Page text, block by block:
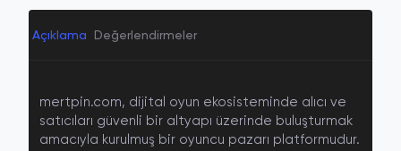
Açıklama Değerlendirmeler
mertpin.com, dijital oyun ekosisteminde alıcı ve
satıcıları güvenli bir altyapı üzerinde buluşturmak
amacıyla kurulmuş bir oyuncu pazarı platformudur.